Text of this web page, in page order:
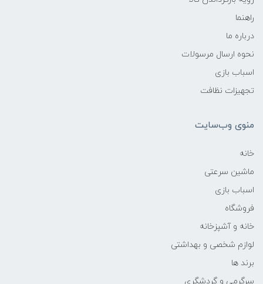
راهنما
درباره ما
نحوه ارسال مرسولات
اسباب بازی
تجهیزات نظافت
منوی وب‌سایت
خانه
ماشین سرعتی
اسباب بازی
فروشگاه
خانه و آشپزخانه
لوازم شخصی و بهداشتی
برند ها
سرگرمی و گردشگری